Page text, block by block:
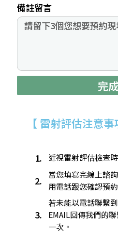
備註留言
完
【 雷射評估注意事
1. 近視雷射評估檢查
2.
當您填寫完線上諮
用電話跟您確認預
3.
若未能以電話聯繫
EMAIL回傳我們的
一次。